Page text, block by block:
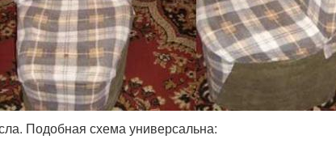
Подобная схема универсальна: